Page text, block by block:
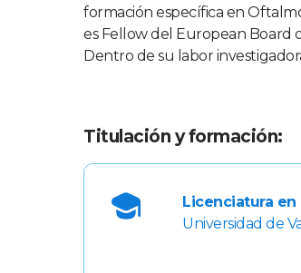
formación específica en
es Fellow del European Board
Dentro de su labor
Titulación y formación:
Licenciatura
Universidad de